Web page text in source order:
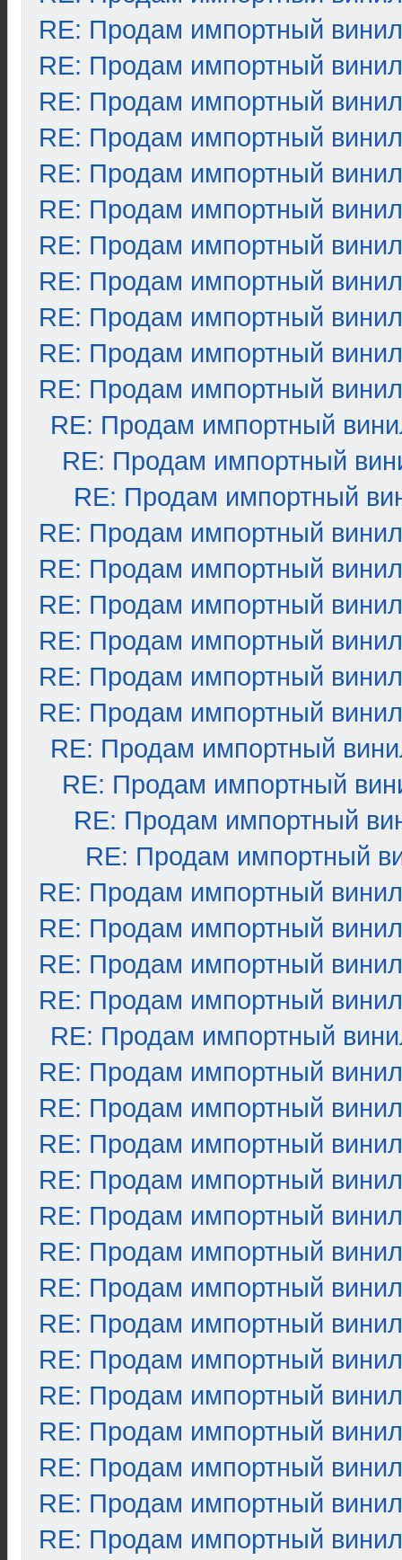
RE: Продам импортный винил
RE: Продам импортный винил
RE: Продам импортный винил
RE: Продам импортный винил
RE: Продам импортный винил
RE: Продам импортный винил
RE: Продам импортный винил
RE: Продам импортный винил
RE: Продам импортный винил
RE: Продам импортный винил
RE: Продам импортный винил
RE: Продам импортный
RE: Продам импортный
RE: Продам импортный
RE: Продам импортный винил
RE: Продам импортный винил
RE: Продам импортный винил
RE: Продам импортный винил
RE: Продам импортный винил
RE: Продам импортный винил
RE: Продам импортный
RE: Продам импортный
RE: Продам импортный
RE: Продам импортный
RE: Продам импортный винил
RE: Продам импортный винил
RE: Продам импортный винил
RE: Продам импортный винил
RE: Продам импортный
RE: Продам импортный винил
RE: Продам импортный винил
RE: Продам импортный винил
RE: Продам импортный винил
RE: Продам импортный винил
RE: Продам импортный винил
RE: Продам импортный винил
RE: Продам импортный винил
RE: Продам импортный винил
RE: Продам импортный винил
RE: Продам импортный винил
RE: Продам импортный винил
RE: Продам импортный винил
RE: Продам импортный винил